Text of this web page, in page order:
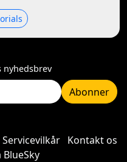
nyhedsbrev
Abonner
Servicevilkår
Kontakt os
BlueSky